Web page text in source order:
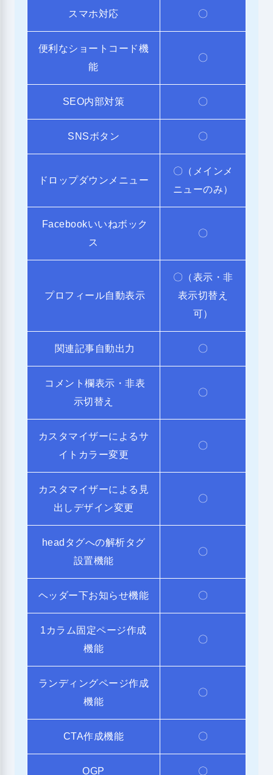
スマホ対応 〇
便利なショートコード機
能
〇
SEO内部対策 〇
SNSボタン 〇
ドロップダウンメニュー
〇（メインメ
ニューのみ）
Facebookいいねボック
ス
〇
プロフィール自動表示
〇（表示・非
表示切替え
可）
関連記事自動出力 〇
コメント欄表示・非表
示切替え
〇
カスタマイザーによるサ
イトカラー変更
〇
カスタマイザーによる見
出しデザイン変更
〇
headタグへの解析タグ
設置機能
〇
ヘッダー下お知らせ機能 〇
1カラム固定ページ作成
機能
〇
ランディングページ作成
機能
〇
CTA作成機能 〇
OGP 〇